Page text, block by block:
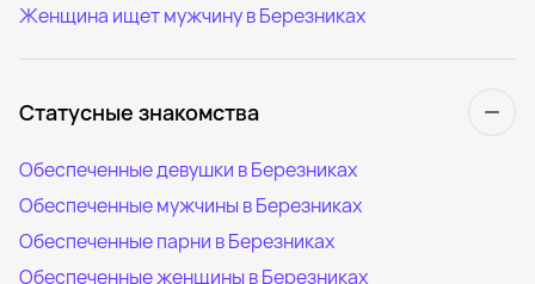
Женщина ищет мужчину в Березниках
Статусные знакомства
Обеспеченные девушки в Березниках
Обеспеченные мужчины в Березниках
Обеспеченные парни в Березниках
Обеспеченные женщины в Березниках